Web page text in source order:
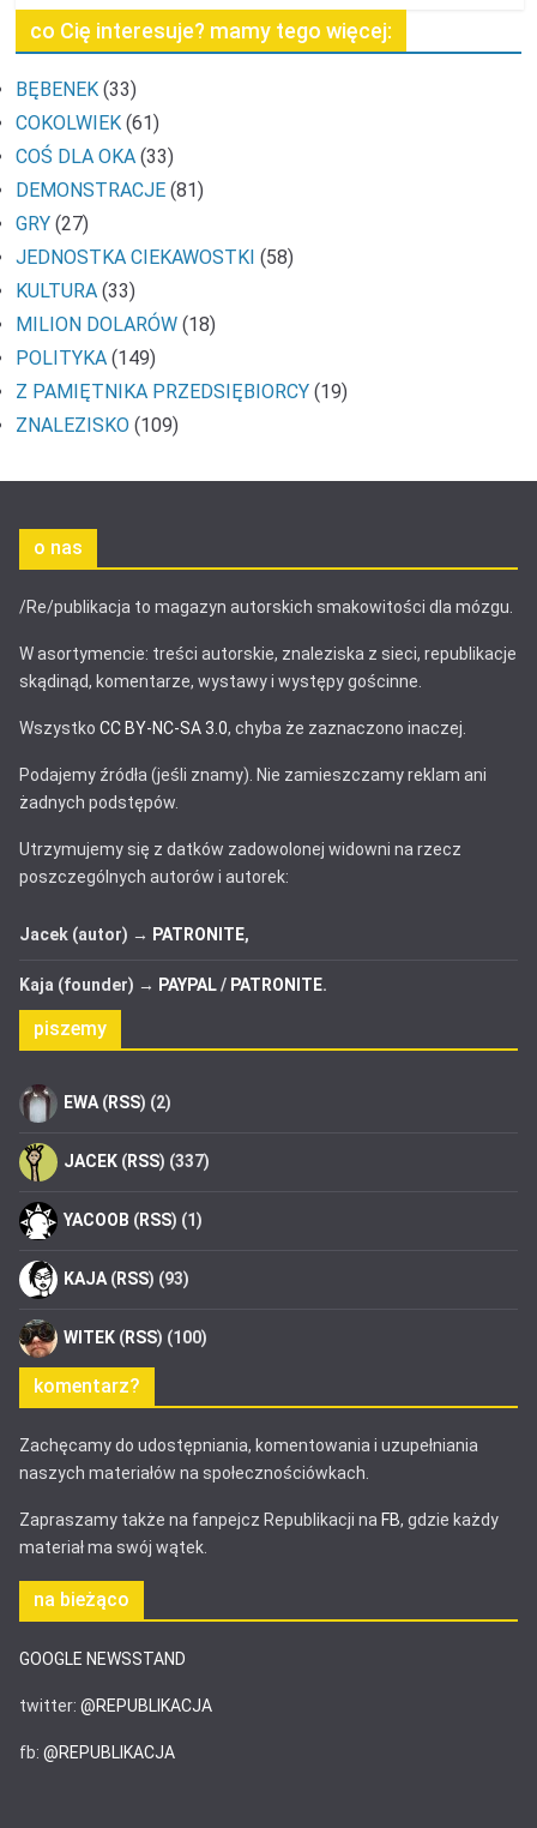
co Cię interesuje? mamy tego więcej:
BĘBENEK (33)
COKOLWIEK (61)
COŚ DLA OKA (33)
DEMONSTRACJE (81)
GRY (27)
JEDNOSTKA CIEKAWOSTKI (58)
KULTURA (33)
MILION DOLARÓW (18)
POLITYKA (149)
Z PAMIĘTNIKA PRZEDSIĘBIORCY (19)
ZNALEZISKO (109)
o nas
/Re/publikacja to magazyn autorskich smakowitości dla mózgu.
W asortymencie: treści autorskie, znaleziska z sieci, republikacje
skądinąd, komentarze, wystawy i występy gościnne.
Wszystko CC BY-NC-SA 3.0, chyba że zaznaczono inaczej.
Podajemy źródła (jeśli znamy). Nie zamieszczamy reklam ani
żadnych podstępów.
Utrzymujemy się z datków zadowolonej widowni na rzecz
poszczególnych autorów i autorek:
Jacek (autor) → PATRONITE,
Kaja (founder) → PAYPAL/ PATRONITE.
piszemy
EWA (RSS) (2)
JACEK (RSS) (337)
YACOOB (RSS) (1)
KAJA (RSS) (93)
WITEK (RSS) (100)
komentarz?
Zachęcamy do udostępniania, komentowania i uzupełniania
naszych materiałów na społecznościówkach.
Zapraszamy także na fanpejcz Republikacji na FB, gdzie każdy
materiał ma swój wątek.
na bieżąco
GOOGLE NEWSSTAND
twitter: @REPUBLIKACJA
fb: @REPUBLIKACJA